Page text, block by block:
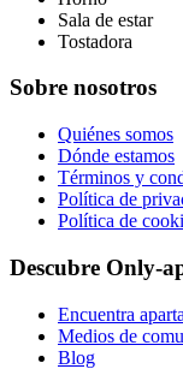
Sala de estar
Tostadora
Sobre nosotros
Quiénes somos
Dónde estamos
Términos y
Política de
Política de
Descubre Only-
Encuentra
Medios de
Blog